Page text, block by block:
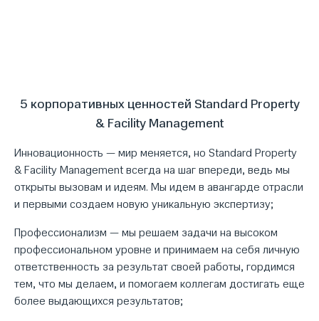
5 корпоративных ценностей Standard Property
& Facility Management
Инновационность — мир меняется, но Standard Property
& Facility Management всегда на шаг впереди, ведь мы
открыты вызовам и идеям. Мы идем в авангарде отрасли
и первыми создаем новую уникальную экспертизу;
Профессионализм — мы решаем задачи на высоком
профессиональном уровне и принимаем на себя личную
ответственность за результат своей работы, гордимся
тем, что мы делаем, и помогаем коллегам достигать еще
более выдающихся результатов;